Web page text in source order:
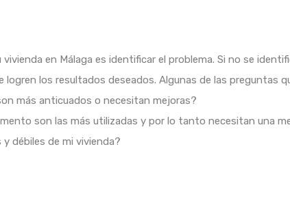
en Málaga es identificar el problema. Si no se
logren los resultados deseados. Algunas de las preguntas
más anticuados o necesitan mejoras?
son las más utilizadas y por lo tanto necesitan una
débiles de mi vivienda?